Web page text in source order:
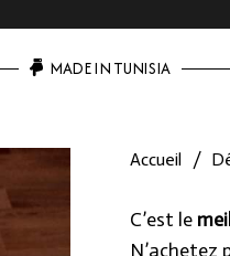
MADE IN TUNISIA
Accueil /
C’est le
N’achetez